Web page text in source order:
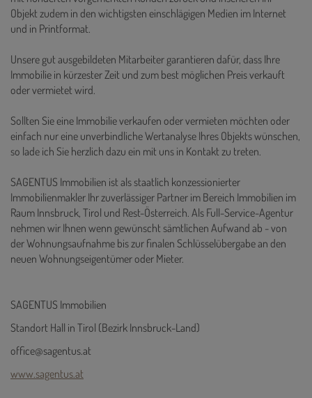
Objekt zudem in den wichtigsten einschlägigen Medien im Internet
und in Printformat.
Unsere gut ausgebildeten Mitarbeiter garantieren dafür, dass Ihre
Immobilie in kürzester Zeit und zum best möglichen Preis verkauft
oder vermietet wird.
Sollten Sie eine Immobilie verkaufen oder vermieten möchten oder
einfach nur eine unverbindliche Wertanalyse Ihres Objekts wünschen,
so lade ich Sie herzlich dazu ein mit uns in Kontakt zu treten.
SAGENTUS Immobilien ist als staatlich konzessionierter
Immobilienmakler Ihr zuverlässiger Partner im Bereich Immobilien im
Raum Innsbruck, Tirol und Rest-Österreich. Als Full-Service-Agentur
nehmen wir Ihnen wenn gewünscht sämtlichen Aufwand ab - von
der Wohnungsaufnahme bis zur finalen Schlüsselübergabe an den
neuen Wohnungseigentümer oder Mieter.
SAGENTUS Immobilien
Standort Hall in Tirol (Bezirk Innsbruck-Land)
office@sagentus.at
www.sagentus.at